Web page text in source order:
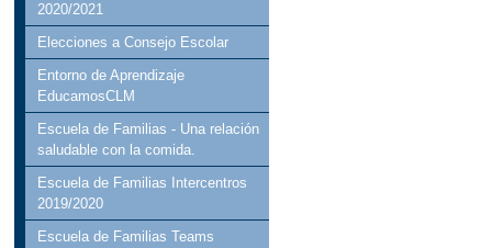
2020/2021
Elecciones a Consejo Escolar
Entorno de Aprendizaje
EducamosCLM
Escuela de Familias - Una relación
saludable con la comida.
Escuela de Familias Intercentros
2019/2020
Escuela de Familias Teams